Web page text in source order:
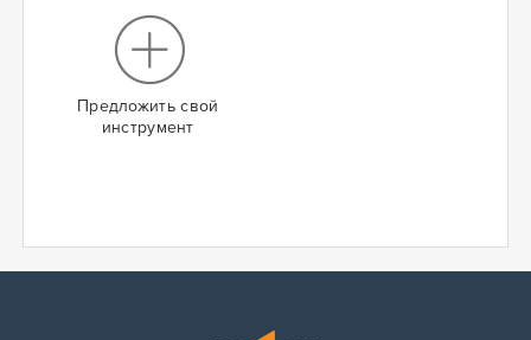
Предложить свой
инструмент